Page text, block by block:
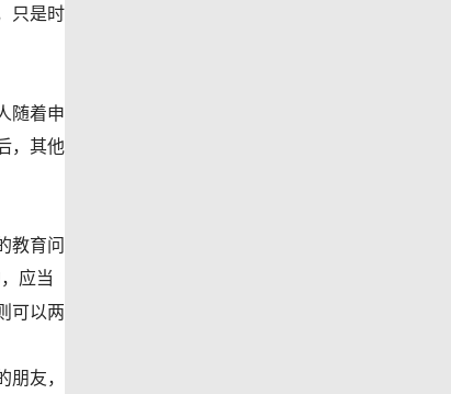
只是时
随着申
，其他
教育问
应当
可以两
友，